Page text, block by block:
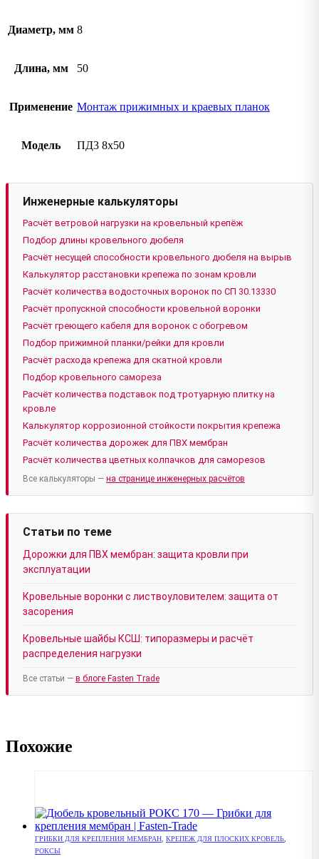
Диаметр, мм 8
Длина, мм 50
Применение Монтаж прижимных и краевых планок
Модель ПД3 8х50
Инженерные калькуляторы
Расчёт ветровой нагрузки на кровельный крепёж
Подбор длины кровельного дюбеля
Расчёт несущей способности кровельного дюбеля на вырыв
Калькулятор расстановки крепежа по зонам кровли
Расчёт количества водосточных воронок по СП 30.13330
Расчёт пропускной способности кровельной воронки
Расчёт греющего кабеля для воронок с обогревом
Подбор прижимной планки/рейки для кровли
Расчёт расхода крепежа для скатной кровли
Подбор кровельного самореза
Расчёт количества подставок под тротуарную плитку на
кровле
Калькулятор коррозионной стойкости покрытия крепежа
Расчёт количества дорожек для ПВХ мембран
Расчёт количества цветных колпачков для саморезов
Все калькуляторы — на странице инженерных расчётов
Статьи по теме
Дорожки для ПВХ мембран: защита кровли при
эксплуатации
Кровельные воронки с листвоуловителем: защита от
засорения
Кровельные шайбы КСШ: типоразмеры и расчёт
распределения нагрузки
Все статьи — в блоге Fasten Trade
Похожие
ГРИБКИ ДЛЯ КРЕПЛЕНИЯ МЕМБРАН, КРЕПЕЖ ДЛЯ ПЛОСКИХ КРОВЕЛЬ,
РОКСЫ